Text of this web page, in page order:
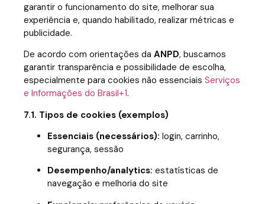
garantir o funcionamento do site, melhorar sua
experiência e, quando habilitado, realizar métricas e
publicidade.
De acordo com orientações da ANPD, buscamos
garantir transparência e possibilidade de escolha,
especialmente para cookies não essenciais Serviços
e Informações do Brasil+1.
7.1. Tipos de cookies (exemplos)
Essenciais (necessários): login, carrinho,
segurança, sessão
Desempenho/analytics: estatísticas de
navegação e melhoria do site